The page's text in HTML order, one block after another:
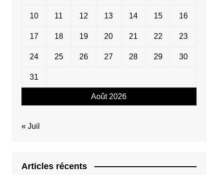
Août 2026
10 11 12 13 14 15 16
17 18 19 20 21 22 23
24 25 26 27 28 29 30
31
« Juil
Articles récents